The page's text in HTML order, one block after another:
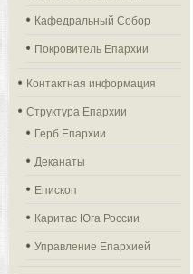
Кафедральный Собор
Покровитель Епархии
Контактная информация
Структура Епархии
Герб Епархии
Деканаты
Епископ
Каритас Юга России
Управление Епархией